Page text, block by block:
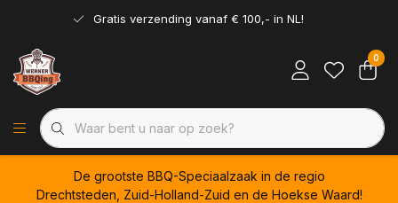
Gratis verzending vanaf € 100,- in NL!
0
De grootste BBQ-Speciaalzaak in de regio
Drechtsteden, Zuid-Holland-Zuid en de Hoekse Waard!